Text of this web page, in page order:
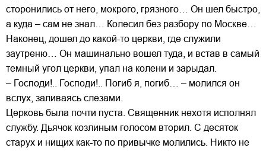
сторонились от него, мокрого, грязного… Он шел быстро,
а куда – сам не знал… Колесил без разбору по Москве…
Наконец, дошел до какой-то церкви, где служили
заутреню… Он машинально вошел туда, и встав в самый
темный угол церкви, упал на колени и зарыдал.
– Господи!.. Господи!.. Погиб я, погиб… – молился он
вслух, заливаясь слезами.
Церковь была почти пуста. Священник нехотя исполнял
службу. Дьячок козлиным голосом вторил. С десяток
старух и нищих как-то по привычке молились. Никто не